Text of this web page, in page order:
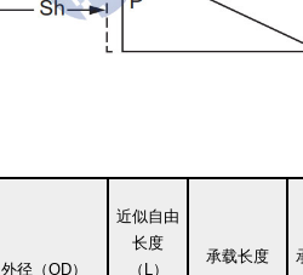
外径（OD）
近似自由
长度
（L）
承载长度